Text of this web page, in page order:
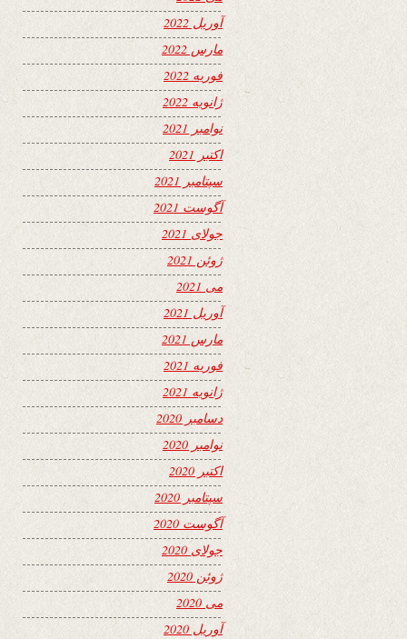
آوریل 2022
مارس 2022
فوریه 2022
ژانویه 2022
نوامبر 2021
اکتبر 2021
سپتامبر 2021
آگوست 2021
جولای 2021
ژوئن 2021
می 2021
آوریل 2021
مارس 2021
فوریه 2021
ژانویه 2021
دسامبر 2020
نوامبر 2020
اکتبر 2020
سپتامبر 2020
آگوست 2020
جولای 2020
ژوئن 2020
می 2020
آوریل 2020